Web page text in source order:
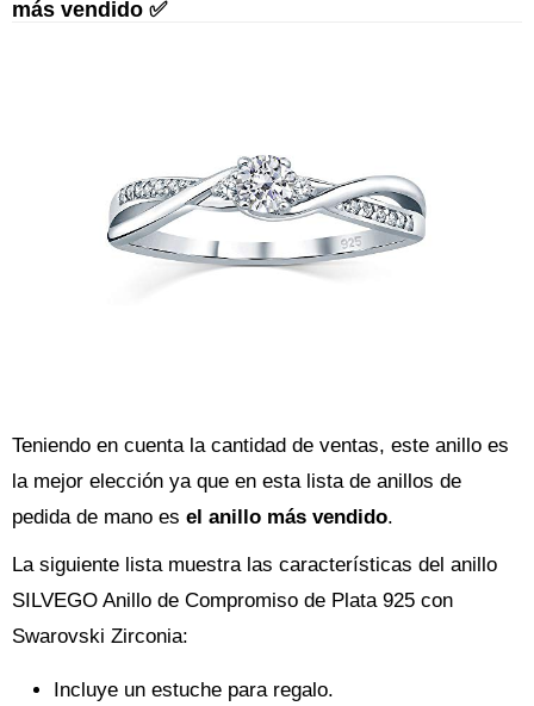
más vendido ✅
Teniendo en cuenta la cantidad de ventas, este anillo es
la mejor elección ya que en esta lista de anillos de
pedida de mano es el anillo más vendido.
La siguiente lista muestra las características del anillo
SILVEGO Anillo de Compromiso de Plata 925 con
Swarovski Zirconia:
Incluye un estuche para regalo.